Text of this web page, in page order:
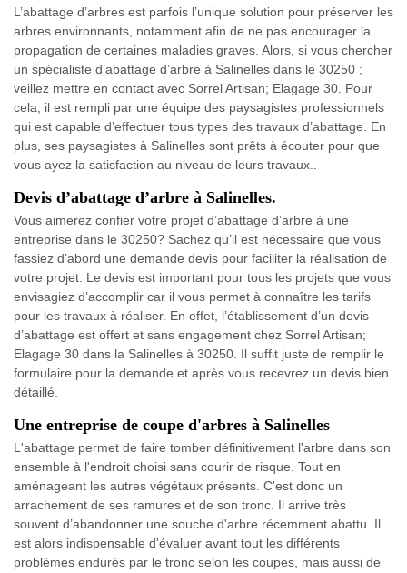
L’abattage d’arbres est parfois l’unique solution pour préserver les
arbres environnants, notamment afin de ne pas encourager la
propagation de certaines maladies graves. Alors, si vous chercher
un spécialiste d’abattage d’arbre à Salinelles dans le 30250 ;
veillez mettre en contact avec Sorrel Artisan; Elagage 30. Pour
cela, il est rempli par une équipe des paysagistes professionnels
qui est capable d’effectuer tous types des travaux d’abattage. En
plus, ses paysagistes à Salinelles sont prêts à écouter pour que
vous ayez la satisfaction au niveau de leurs travaux..
Devis d’abattage d’arbre à Salinelles.
Vous aimerez confier votre projet d’abattage d’arbre à une
entreprise dans le 30250? Sachez qu’il est nécessaire que vous
fassiez d’abord une demande devis pour faciliter la réalisation de
votre projet. Le devis est important pour tous les projets que vous
envisagiez d’accomplir car il vous permet à connaître les tarifs
pour les travaux à réaliser. En effet, l’établissement d’un devis
d’abattage est offert et sans engagement chez Sorrel Artisan;
Elagage 30 dans la Salinelles à 30250. Il suffit juste de remplir le
formulaire pour la demande et après vous recevrez un devis bien
détaillé.
Une entreprise de coupe d'arbres à Salinelles
L'abattage permet de faire tomber définitivement l'arbre dans son
ensemble à l'endroit choisi sans courir de risque. Tout en
aménageant les autres végétaux présents. C'est donc un
arrachement de ses ramures et de son tronc. Il arrive très
souvent d’abandonner une souche d'arbre récemment abattu. Il
est alors indispensable d'évaluer avant tout les différents
problèmes endurés par le tronc selon les coupes, mais aussi de